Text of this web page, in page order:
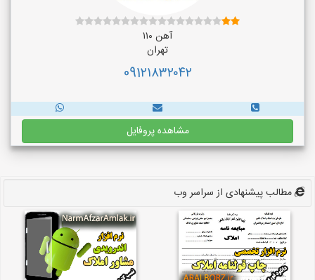
آهن ۱۱۰
تهران
091۲۱۸۳۲۰۴۲
مشاهده پروفایل
مطالب پیشنهادی از سراسر وب